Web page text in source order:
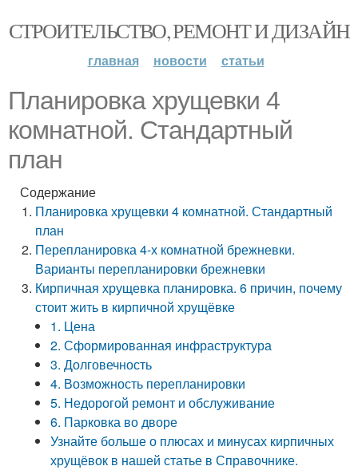
СТРОИТЕЛЬСТВО, РЕМОНТ И ДИЗАЙН
главная новости статьи
Планировка хрущевки 4
комнатной. Стандартный
план
Содержание
Планировка хрущевки 4 комнатной. Стандартный
план
Перепланировка 4-х комнатной брежневки.
Варианты перепланировки брежневки
Кирпичная хрущевка планировка. 6 причин, почему
стоит жить в кирпичной хрущёвке
1. Цена
2. Сформированная инфраструктура
3. Долговечность
4. Возможность перепланировки
5. Недорогой ремонт и обслуживание
6. Парковка во дворе
Узнайте больше о плюсах и минусах кирпичных
хрущёвок в нашей статье в Справочнике.